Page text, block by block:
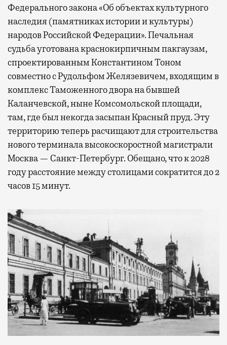
Федерального закона «Об объектах культурного
наследия (памятниках истории и культуры)
народов Российской Федерации». Печальная
судьба уготована краснокирпичным пакгаузам,
спроектированным Константином Тоном
совместно с Рудольфом Желязевичем, входящим в
комплекс Таможенного двора на бывшей
Каланчевской, ныне Комсомольской площади,
там, где был некогда засыпан Красный пруд. Эту
территорию теперь расчищают для строительства
нового терминала высокоскоростной магистрали
Москва — Санкт-Петербург. Обещано, что к 2028
году расстояние между столицами сократится до 2
часов 15 минут.